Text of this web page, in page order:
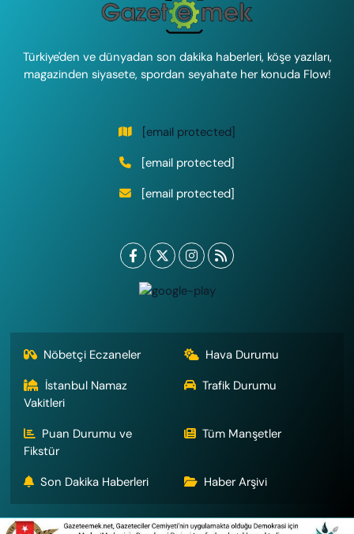
Türkiye'den ve dünyadan son dakika haberleri, köşe yazıları,
magazinden siyasete, spordan seyahate her konuda Flow!
[email protected]
[email protected]
[email protected]
Nöbetçi Eczaneler
Hava Durumu
İstanbul Namaz
Vakitleri
Trafik Durumu
Puan Durumu ve
Fikstür
Tüm Manşetler
Son Dakika Haberleri Haber Arşivi